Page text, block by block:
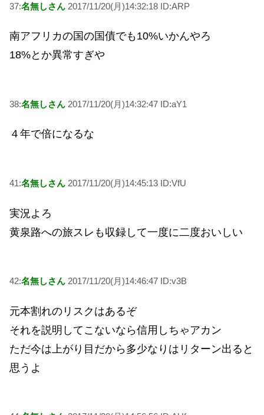
37:名無しさん 2017/11/20(月)14:32:18 ID:ARP
南アフリカの国の国債でも10%いかんやろ
18%とか異常すぎや
38:名無しさん 2017/11/20(月)14:32:47 ID:aY1
４年で倍になるな
41:名無しさん 2017/11/20(月)14:45:13 ID:VfU
実況よろ
黄泉路への旅スレも収録して一度に二度おいしい
42:名無しさん 2017/11/20(月)14:46:47 ID:v3B
元本割れのリスクはあるぞ
それを説明してこないなら信用しちゃアカン
ただ今は上がり目だから多少なりはリターン出ると
思うよ